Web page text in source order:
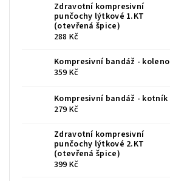
Zdravotní kompresivní
punčochy lýtkové 1.KT
(otevřená špice)
288 Kč
Kompresivní bandáž - koleno
359 Kč
Kompresivní bandáž - kotník
279 Kč
Zdravotní kompresivní
punčochy lýtkové 2.KT
(otevřená špice)
399 Kč